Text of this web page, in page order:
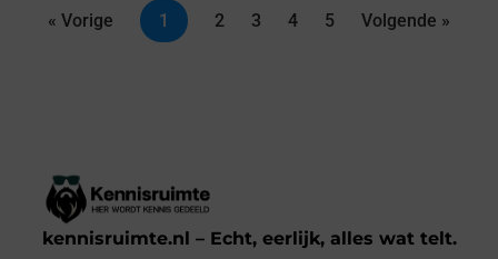
« Vorige 1 2 3 4 5 Volgende »
kennisruimte.nl – Echt, eerlijk, alles wat telt.